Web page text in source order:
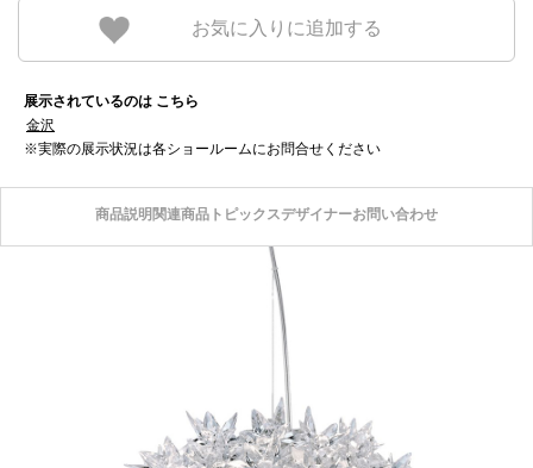
お気に入りに追加する
展示されているのは こちら
金沢
※実際の展示状況は各ショールームにお問合せください
商品説明関連商品 トピックスデザイナーお問い合わせ